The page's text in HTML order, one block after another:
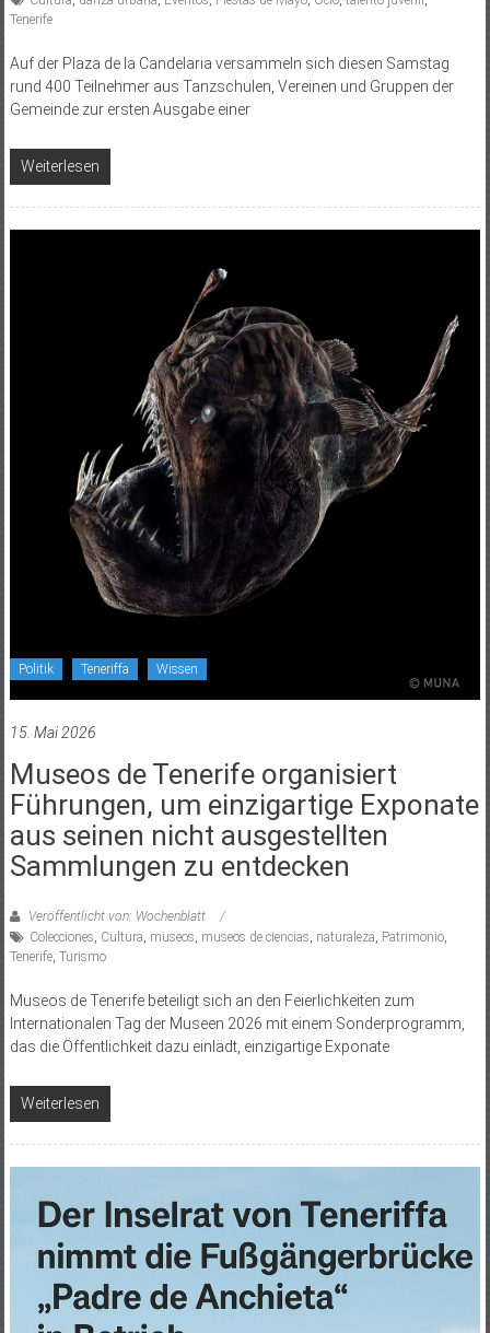
Tenerife
Auf der Plaza de la Candelaria versammeln sich diesen Samstag
rund 400 Teilnehmer aus Tanzschulen, Vereinen und Gruppen der
Gemeinde zur ersten Ausgabe einer
Weiterlesen
Politik Teneriffa Wissen
15. Mai 2026
Museos de Tenerife organisiert
Führungen, um einzigartige Exponate
aus seinen nicht ausgestellten
Sammlungen zu entdecken
Veröffentlicht von: Wochenblatt
Colecciones, Cultura, museos, museos de ciencias, naturaleza, Patrimonio,
Tenerife, Turismo
Museos de Tenerife beteiligt sich an den Feierlichkeiten zum
Internationalen Tag der Museen 2026 mit einem Sonderprogramm,
das die Öffentlichkeit dazu einlädt, einzigartige Exponate
Weiterlesen